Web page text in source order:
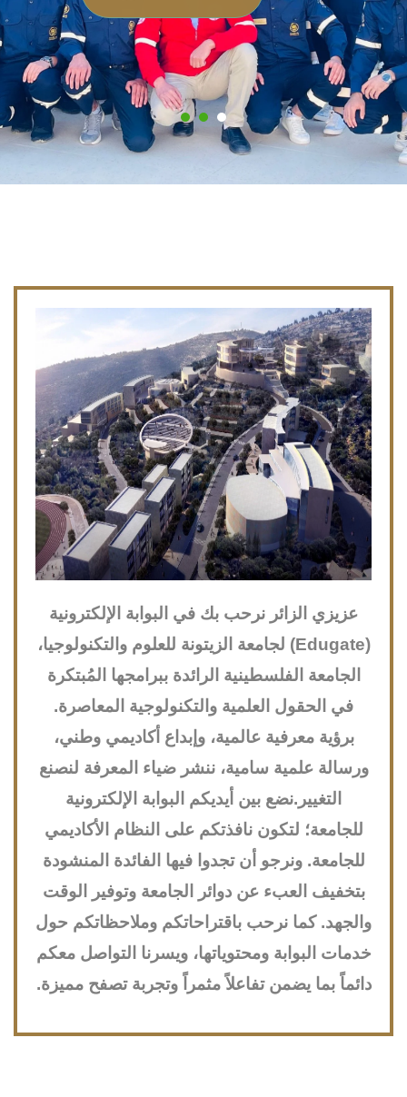
عزيزي الزائر نرحب بك في البوابة الإلكترونية
(Edugate) لجامعة الزيتونة للعلوم والتكنولوجيا،
الجامعة الفلسطينية الرائدة ببرامجها المُبتكرة
في الحقول العلمية والتكنولوجية المعاصرة.
برؤية معرفية عالمية، وإبداع أكاديمي وطني،
ورسالة علمية سامية، ننشر ضياء المعرفة لنصنع
التغيير.نضع بين أيديكم البوابة الإلكترونية
للجامعة؛ لتكون نافذتكم على النظام الأكاديمي
للجامعة. ونرجو أن تجدوا فيها الفائدة المنشودة
بتخفيف العبء عن دوائر الجامعة وتوفير الوقت
والجهد. كما نرحب باقتراحاتكم وملاحظاتكم حول
خدمات البوابة ومحتوياتها، ويسرنا التواصل معكم
دائماً بما يضمن تفاعلاً مثمراً وتجربة تصفح مميزة.